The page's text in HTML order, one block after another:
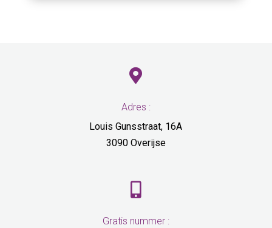

Adres :
Louis Gunsstraat, 16A
3090 Overijse

Gratis nummer :